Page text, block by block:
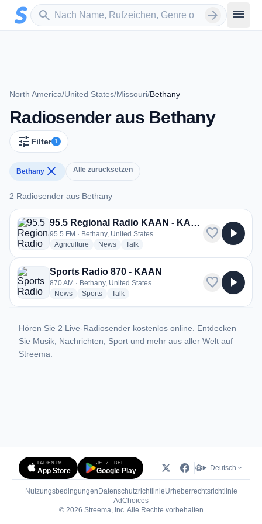
Zum Hauptinhalt springen
search
Sender suchen arrow_forward menu
North America/United States/Missouri/Bethany
Radiosender aus Bethany
tune Filter 1
Bethany close Alle zurücksetzen
2 Radiosender aus Bethany
2 Radiosender aus Bethany
95.5 Regional Radio KAAN - KAAN-FM
95.5 FM · Bethany, United States
Agriculture radio stations
Newsradio stations
Talkradio stations
favorite play_arrow
Sports Radio 870 - KAAN
870 AM · Bethany, United States
Newsradio stations
Sportsradio stations
Talkradio stations
favorite play_arrow
Hören Sie 2 Live-Radiosender kostenlos online. Entdecken
Sie Musik, Nachrichten, Sport und mehr aus aller Welt auf
Streema.
LADEN IM
App Store
JETZT BEI
Google Play Deutsch
Nutzungsbedingungen DatenschutzrichtlinieUrheberrechtsrichtlinie
AdChoices(öffnet in neuem Tab)
© 2026 Streema, Inc. Alle Rechte vorbehalten